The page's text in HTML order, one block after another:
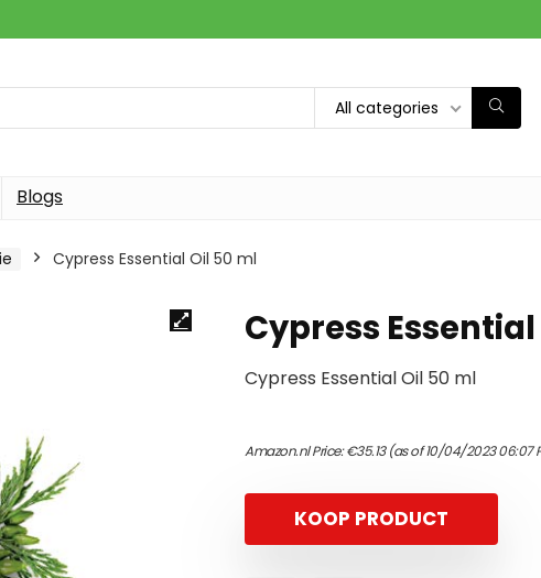
All categories
Blogs
Cypress Essential Oil 50 ml
Cypress
Cypress Essential Oil 50 ml
Amazon.nl Price:€35.13(as of 10/04/2023 06:07
KOOP PRODUCT